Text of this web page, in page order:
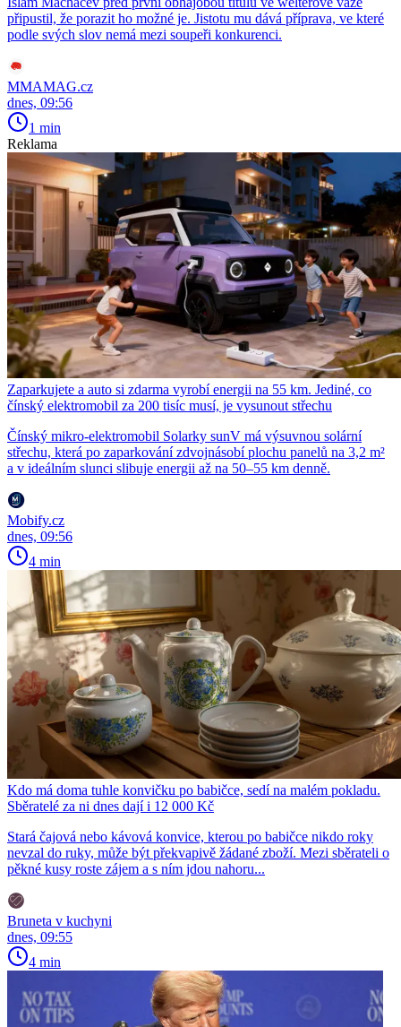
připustil, že porazit ho možné je. Jistotu mu dává příprava, ve které
podle svých slov nemá mezi soupeři konkurenci.
MMAMAG.cz
dnes, 09:56
1 min
Reklama
Zaparkujete a auto si zdarma vyrobí energii na 55 km. Jediné, co
čínský elektromobil za 200 tisíc musí, je vysunout střechu
Čínský mikro-elektromobil Solarky sunV má výsuvnou solární
střechu, která po zaparkování zdvojnásobí plochu panelů na 3,2 m²
a v ideálním slunci slibuje energii až na 50–55 km denně.
Mobify.cz
dnes, 09:56
4 min
Kdo má doma tuhle konvičku po babičce, sedí na malém pokladu.
Sběratelé za ni dnes dají i 12 000 Kč
Stará čajová nebo kávová konvice, kterou po babičce nikdo roky
nevzal do ruky, může být překvapivě žádané zboží. Mezi sběrateli o
pěkné kusy roste zájem a s ním jdou nahoru...
Bruneta v kuchyni
dnes, 09:55
4 min